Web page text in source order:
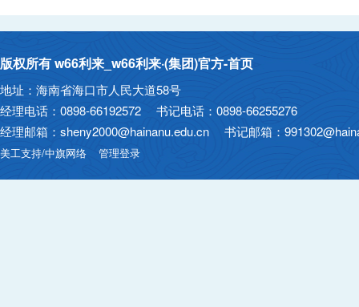
版权所有 w66利来_w66利来·(集团)官方-首页
地址：海南省海口市人民大道58号
经理电话：0898-66192572 书记电话：0898-66255276
经理邮箱：sheny2000@hainanu.edu.cn 书记邮箱：
美工支持/中旗网络 管理登录